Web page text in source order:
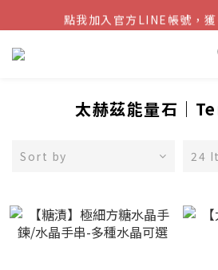
結帳金額滿$1080
點我加入官方LINE帳號，
結帳金額滿$1080
太赫茲能量石｜
Sort by 24